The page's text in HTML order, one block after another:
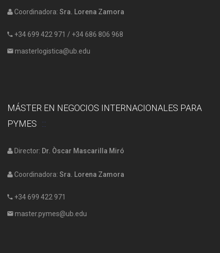
Coordinadora: Sra. Lorena Zamora
+34 699 422 971 / +34 686 806 968
masterlogistica@ub.edu
MÁSTER EN NEGOCIOS INTERNACIONALES PARA
PYMES
Director: Dr. Òscar Mascarilla Miró
Coordinadora: Sra. Lorena Zamora
+34 699 422 971
master.pymes@ub.edu